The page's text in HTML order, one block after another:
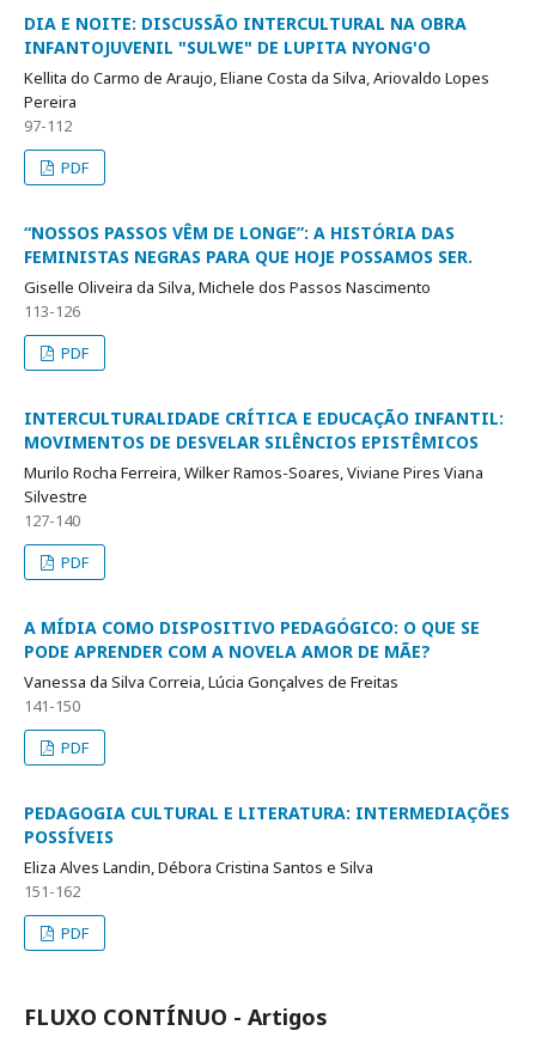
DIA E NOITE: DISCUSSÃO INTERCULTURAL NA OBRA
INFANTOJUVENIL "SULWE" DE LUPITA NYONG'O
Kellita do Carmo de Araujo, Eliane Costa da Silva, Ariovaldo Lopes
Pereira
97-112
PDF
“NOSSOS PASSOS VÊM DE LONGE”: A HISTÓRIA DAS
FEMINISTAS NEGRAS PARA QUE HOJE POSSAMOS SER.
Giselle Oliveira da Silva, Michele dos Passos Nascimento
113-126
PDF
INTERCULTURALIDADE CRÍTICA E EDUCAÇÃO INFANTIL:
MOVIMENTOS DE DESVELAR SILÊNCIOS EPISTÊMICOS
Murilo Rocha Ferreira, Wilker Ramos-Soares, Viviane Pires Viana
Silvestre
127-140
PDF
A MÍDIA COMO DISPOSITIVO PEDAGÓGICO: O QUE SE
PODE APRENDER COM A NOVELA AMOR DE MÃE?
Vanessa da Silva Correia, Lúcia Gonçalves de Freitas
141-150
PDF
PEDAGOGIA CULTURAL E LITERATURA: INTERMEDIAÇÕES
POSSÍVEIS
Eliza Alves Landin, Débora Cristina Santos e Silva
151-162
PDF
FLUXO CONTÍNUO - Artigos